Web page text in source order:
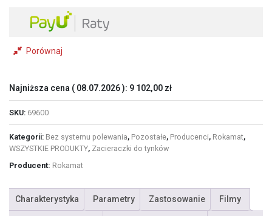
Porównaj
Najniższa cena ( 08.07.2026): 9 102,00 zł
SKU: 69600
Kategorii: Bez systemu polewania, Pozostałe, Producenci, Rokamat,
WSZYSTKIE PRODUKTY, Zacieraczki do tynków
Producent: Rokamat
Charakterystyka Parametry Zastosowanie Filmy